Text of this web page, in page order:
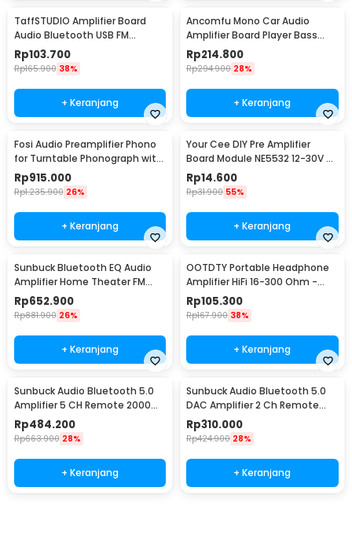
TaffSTUDIO Amplifier Board
Audio Bluetooth USB FM
Subwoofer DIY 400W - D10OK
Rp103.700
Rp165.900 38%
+ Keranjang
Ancomfu Mono Car Audio
Amplifier Board Player Bass
Subwoofer 12V 600W - FK-206
Rp214.800
Rp294.900 28%
+ Keranjang
Fosi Audio Preamplifier Phono
for Turntable Phonograph with
Tube - Box X2
Rp915.000
Rp1.235.900 26%
+ Keranjang
Your Cee DIY Pre Amplifier
Board Module NE5532 12-30V -
XH-A902
Rp14.600
Rp31.900 55%
+ Keranjang
Sunbuck Bluetooth EQ Audio
Amplifier Home Theater FM
2000W - TAV-6188BT
Rp652.900
Rp881.900 26%
+ Keranjang
OOTDTY Portable Headphone
Amplifier HiFi 16-300 Ohm -
D3CS
Rp105.300
Rp167.900 38%
+ Keranjang
Sunbuck Audio Bluetooth 5.0
Amplifier 5 CH Remote 2000W
- AV-298BT
Rp484.200
Rp663.900 28%
+ Keranjang
Sunbuck Audio Bluetooth 5.0
DAC Amplifier 2 Ch Remote
2000W - AV-660BT
Rp310.000
Rp424.900 28%
+ Keranjang